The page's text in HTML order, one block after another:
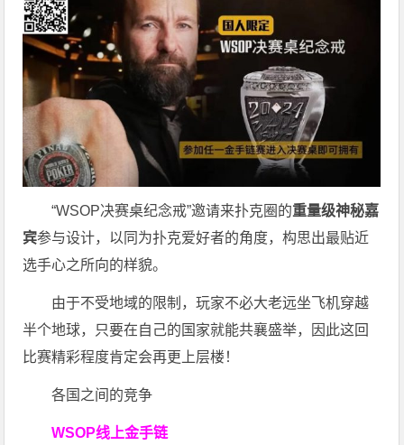
“WSOP决赛桌纪念戒”邀请来扑克圈的重量级神秘嘉
宾参与设计，以同为扑克爱好者的角度，构思出最贴近
选手心之所向的样貌。
由于不受地域的限制，玩家不必大老远坐飞机穿越
半个地球，只要在自己的国家就能共襄盛举，因此这回
比赛精彩程度肯定会再更上层楼！
各国之间的竞争
WSOP线上金手链